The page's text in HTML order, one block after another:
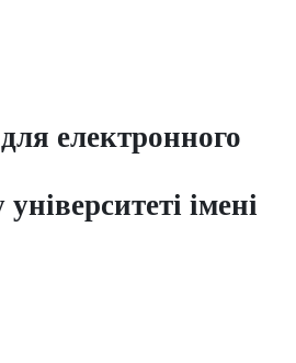
електронного
імені